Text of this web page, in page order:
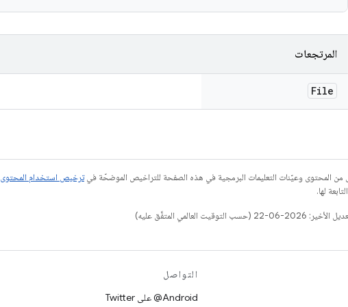
المرتجعات
File
المحتوى وعيّنات التعليمات البرمجية في هذه الصفحة للتراخيص الموضحّة فيترخيص استخدام المحتوى
لها.
(حسب التوقيت العالمي المتفَّق عليه)
التواصل
‎@Android على Twitter